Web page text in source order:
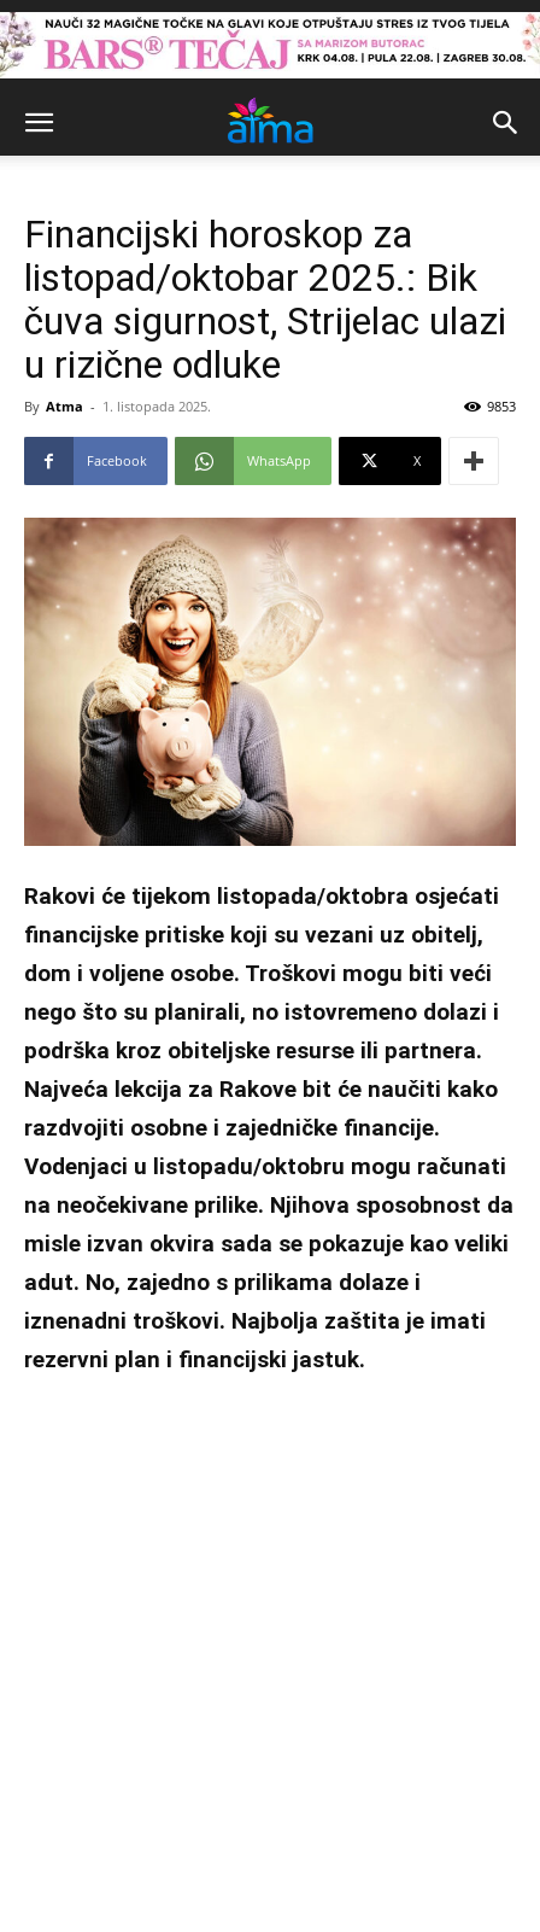
Financijski horoskop za
listopad/oktobar 2025.: Bik
čuva sigurnost, Strijelac ulazi
u rizične odluke
By Atma - 1. listopada 2025. 9853
Facebook WhatsApp X
Rakovi će tijekom listopada/oktobra osjećati
financijske pritiske koji su vezani uz obitelj,
dom i voljene osobe. Troškovi mogu biti veći
nego što su planirali, no istovremeno dolazi i
podrška kroz obiteljske resurse ili partnera.
Najveća lekcija za Rakove bit će naučiti kako
razdvojiti osobne i zajedničke financije.
Vodenjaci u listopadu/oktobru mogu računati
na neočekivane prilike. Njihova sposobnost da
misle izvan okvira sada se pokazuje kao veliki
adut. No, zajedno s prilikama dolaze i
iznenadni troškovi. Najbolja zaštita je imati
rezervni plan i financijski jastuk.